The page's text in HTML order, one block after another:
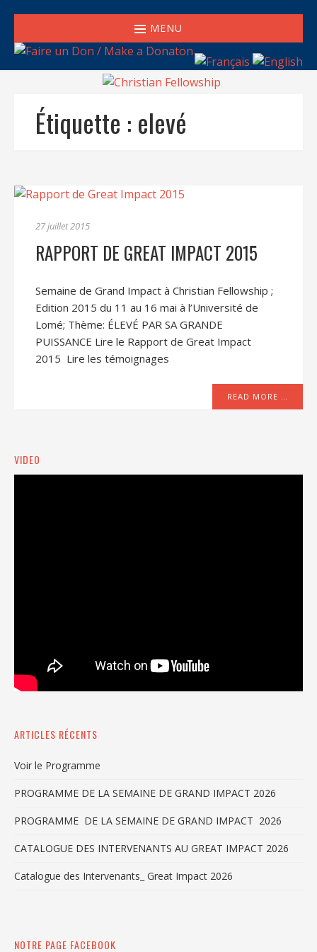
MENU
Étiquette : elevé
27 juillet 2015
RAPPORT DE GREAT IMPACT 2015
Semaine de Grand Impact à Christian Fellowship ;
Edition 2015 du 11 au 16 mai à l’Université de
Lomé; Thème: ÉLEVÉ PAR SA GRANDE
PUISSANCE Lire le Rapport de Great Impact
2015 Lire les témoignages
READ MORE …
VIDEO
ARTICLES RÉCENTS
Voir le Programme
PROGRAMME DE LA SEMAINE DE GRAND IMPACT 2026
PROGRAMME DE LA SEMAINE DE GRAND IMPACT 2026
CATALOGUE DES INTERVENANTS AU GREAT IMPACT 2026
Catalogue des Intervenants_ Great Impact 2026
NOTRE PAGE FACEBOOK